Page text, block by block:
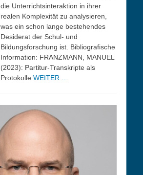
die Unterrichtsinteraktion in ihrer
realen Komplexität zu analysieren,
was ein schon lange bestehendes
Desiderat der Schul- und
Bildungsforschung ist. Bibliografische
Information: FRANZMANN, MANUEL
(2023): Partitur-Transkripte als
Protokolle WEITER …